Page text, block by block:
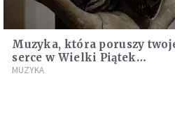
Muzyka, która poruszy
serce w Wielki Piątek
[PLAYLISTA]
MUZYKA